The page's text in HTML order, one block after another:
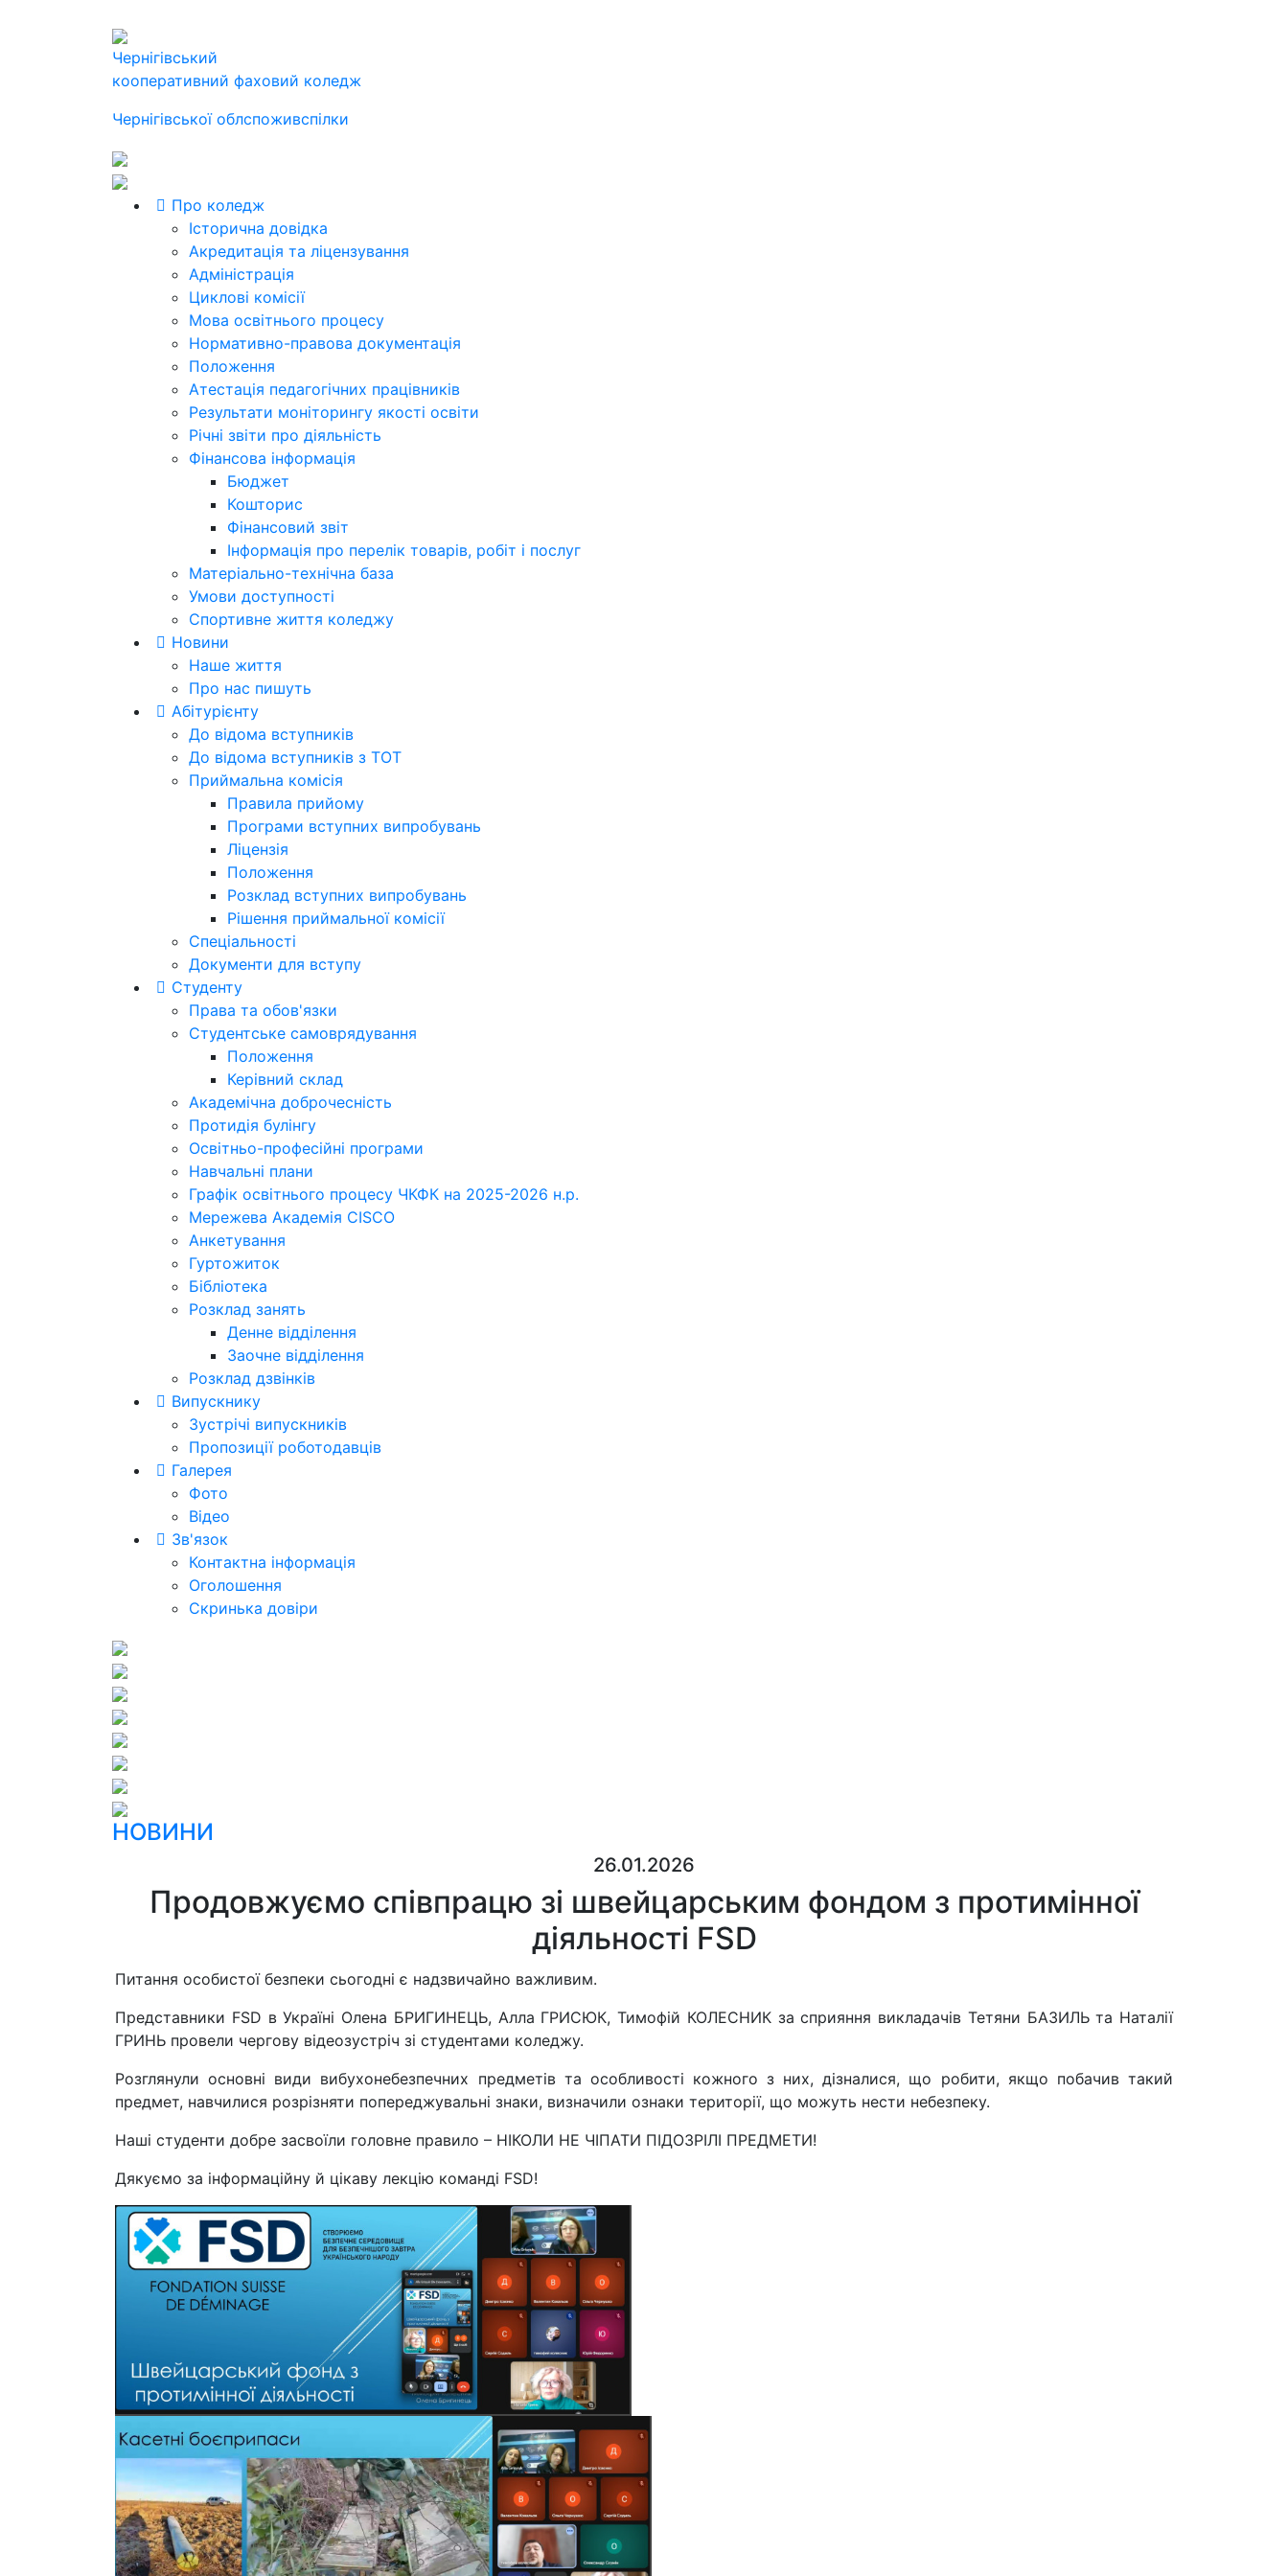
Чернігівський
кооперативний фаховий коледж
Чернігівської облспоживспілки
Про коледж
Історична довідка
Акредитація та ліцензування
Адміністрація
Циклові комісії
Мова освітнього процесу
Нормативно-правова документація
Положення
Атестація педагогічних працівників
Результати моніторингу якості освіти
Річні звіти про діяльність
Фінансова інформація
Бюджет
Кошторис
Фінансовий звіт
Інформація про перелік товарів, робіт і послуг
Матеріально-технічна база
Умови доступності
Спортивне життя коледжу
Новини
Наше життя
Про нас пишуть
Абітурієнту
До відома вступників
До відома вступників з ТОТ
Приймальна комісія
Правила прийому
Програми вступних випробувань
Ліцензія
Положення
Розклад вступних випробувань
Рішення приймальної комісії
Спеціальності
Документи для вступу
Студенту
Права та обов'язки
Студентське самоврядування
Положення
Керівний склад
Академічна доброчесність
Протидія булінгу
Освітньо-професійні програми
Навчальні плани
Графік освітнього процесу ЧКФК на 2025-2026 н.р.
Мережева Академія CISCO
Анкетування
Гуртожиток
Бібліотека
Розклад занять
Денне відділення
Заочне відділення
Розклад дзвінків
Випускнику
Зустрічі випускників
Пропозиції роботодавців
Галерея
Фото
Відео
Зв'язок
Контактна інформація
Оголошення
Скринька довіри
НОВИНИ
26.01.2026
Продовжуємо співпрацю зі швейцарським фондом з протимінної
діяльності FSD
Питання особистої безпеки сьогодні є надзвичайно важливим.
Представники FSD в Україні Олена БРИГИНЕЦЬ, Алла ГРИСЮК, Тимофій КОЛЕСНИК за сприяння викладачів Тетяни БАЗИЛЬ та Наталії
ГРИНЬ провели чергову відеозустріч зі студентами коледжу.
Розглянули основні види вибухонебезпечних предметів та особливості кожного з них, дізналися, що робити, якщо побачив такий
предмет, навчилися розрізняти попереджувальні знаки, визначили ознаки території, що можуть нести небезпеку.
Наші студенти добре засвоїли головне правило – НІКОЛИ НЕ ЧІПАТИ ПІДОЗРІЛІ ПРЕДМЕТИ!
Дякуємо за інформаційну й цікаву лекцію команді FSD!
2026012601